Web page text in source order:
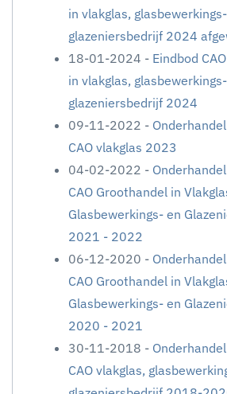
in vlakglas,
glazeniersbedrijf 2024
18-01-2024 - Eindbod
in vlakglas,
glazeniersbedrijf 2024
09-11-2022 -
CAO vlakglas 2023
04-02-2022 -
CAO Groothandel in
Glasbewerkings- en
2021 - 2022
06-12-2020 -
CAO Groothandel in
Glasbewerkings- en
2020 - 2021
30-11-2018 -
CAO vlakglas,